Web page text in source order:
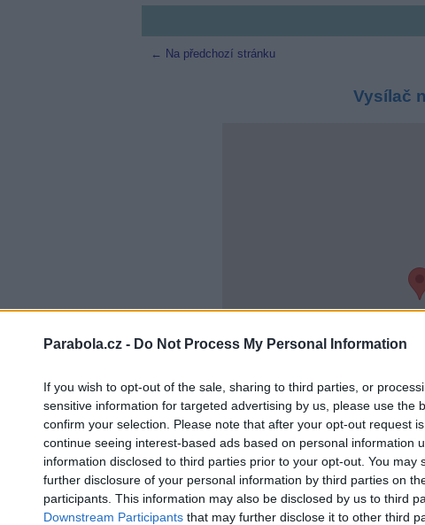
Parabola.cz - Do Not Process My Personal Information
If you wish to opt-out of the sale, sharing to third parties, or
sensitive information for targeted advertising by us, please use the
confirm your selection. Please note that after your opt-out request
continue seeing interest-based ads based on personal information
information disclosed to third parties prior to your opt-out. You may
further disclosure of your personal information by third parties on
participants. This information may also be disclosed by us to third
Downstream Participants that may further disclose it to other third
← Na předchozí stránku
Vysílač